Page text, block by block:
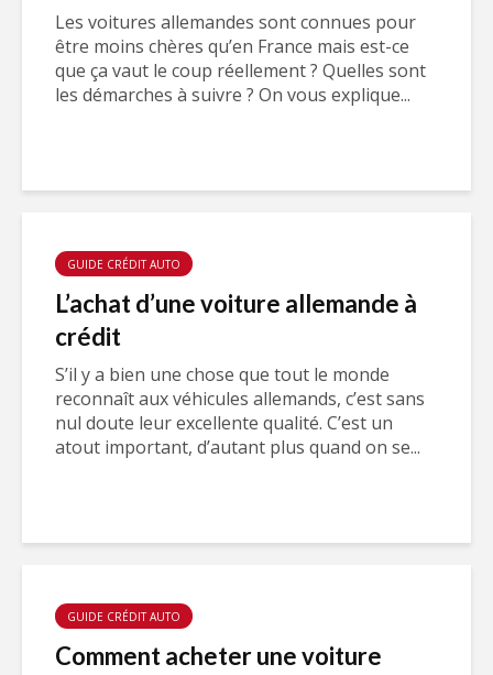
Les voitures allemandes sont connues pour
être moins chères qu’en France mais est-ce
que ça vaut le coup réellement ? Quelles sont
les démarches à suivre ? On vous explique...
GUIDE CRÉDIT AUTO
L’achat d’une voiture allemande à
crédit
S’il y a bien une chose que tout le monde
reconnaît aux véhicules allemands, c’est sans
nul doute leur excellente qualité. C’est un
atout important, d’autant plus quand on se...
GUIDE CRÉDIT AUTO
Comment acheter une voiture